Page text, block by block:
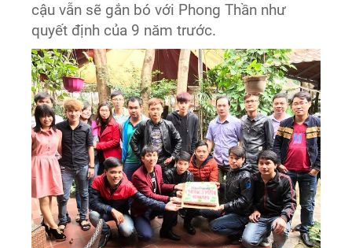
cậu vẫn sẽ gắn bó với Phong Thần như
quyết định của 9 năm trước.